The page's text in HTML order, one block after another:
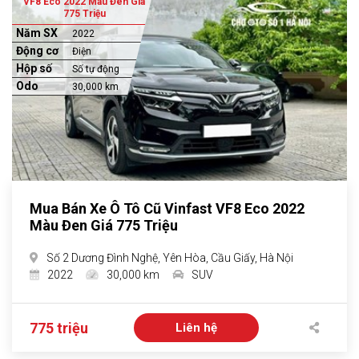
775 Triệu
Năm SX 2022
Động cơ Điện
Hộp số Số tự động
Odo 30,000 km
Mua Bán Xe Ô Tô Cũ Vinfast VF8 Eco 2022
Màu Đen Giá 775 Triệu
Số 2 Dương Đình Nghệ, Yên Hòa, Cầu Giấy, Hà Nội
2022
30,000 km SUV
775 triệu Liên hệ